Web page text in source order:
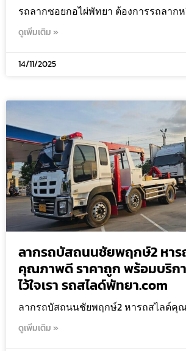
รถลากซอยกอไผ่พัทยา ต้องการรถลาก
ดูเพิ่มเติม »
14/11/2025
ลากรถบัสถนนชัยพฤกษ์2 หาร
คุณภาพดี ราคาถูก พร้อมบริก
ไว้ใจเรา รถสไลด์พัทยา.com
ลากรถบัสถนนชัยพฤกษ์2 หารถสไลด์คุ
ดูเพิ่มเติม »